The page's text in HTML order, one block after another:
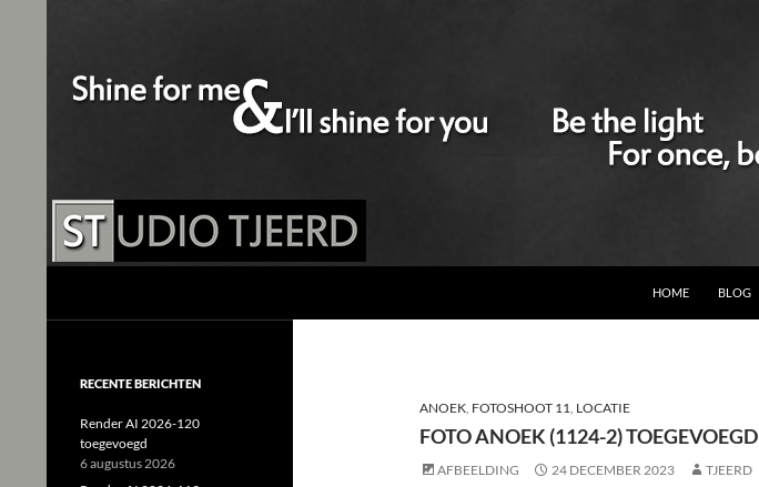
HOME
BLOG
ANOEK, FOTOSHOOT 11, LOCATIE
FOTO ANOEK (1124-2) TOEGEVOEGD
AFBEELDING 24 DECEMBER 2023 TJEERD
RECENTE BERICHTEN
Render AI 2026-120
toegevoegd
6 augustus 2026